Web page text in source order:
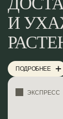
И
ПОДРОБНЕЕ
ЭКСПРЕСС